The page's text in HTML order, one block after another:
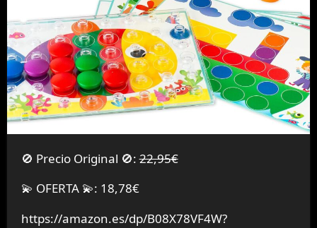
🚫 Precio Original 🚫:22,95€
💫 OFERTA 💫: 18,78€
https://amazon.es/dp/B08X78VF4W?